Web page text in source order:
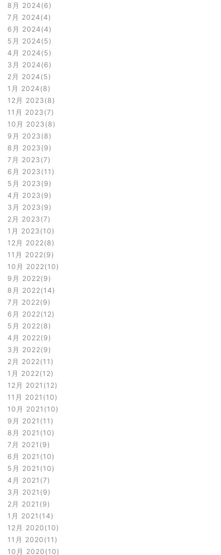
8月 2024 6
7月 2024 4
6月 2024 4
5月 2024 5
4月 2024 5
3月 2024 6
2月 2024 5
1月 2024 8
12月 2023 8
11月 2023 7
10月 2023 8
9月 2023 8
8月 2023 9
7月 2023 7
6月 2023 11
5月 2023 9
4月 2023 9
3月 2023 9
2月 2023 7
1月 2023 10
12月 2022 8
11月 2022 9
10月 2022 10
9月 2022 9
8月 2022 14
7月 2022 9
6月 2022 12
5月 2022 8
4月 2022 9
3月 2022 9
2月 2022 11
1月 2022 12
12月 2021 12
11月 2021 10
10月 2021 10
9月 2021 11
8月 2021 10
7月 2021 9
6月 2021 10
5月 2021 10
4月 2021 7
3月 2021 9
2月 2021 9
1月 2021 14
12月 2020 10
11月 2020 11
10月 2020 10